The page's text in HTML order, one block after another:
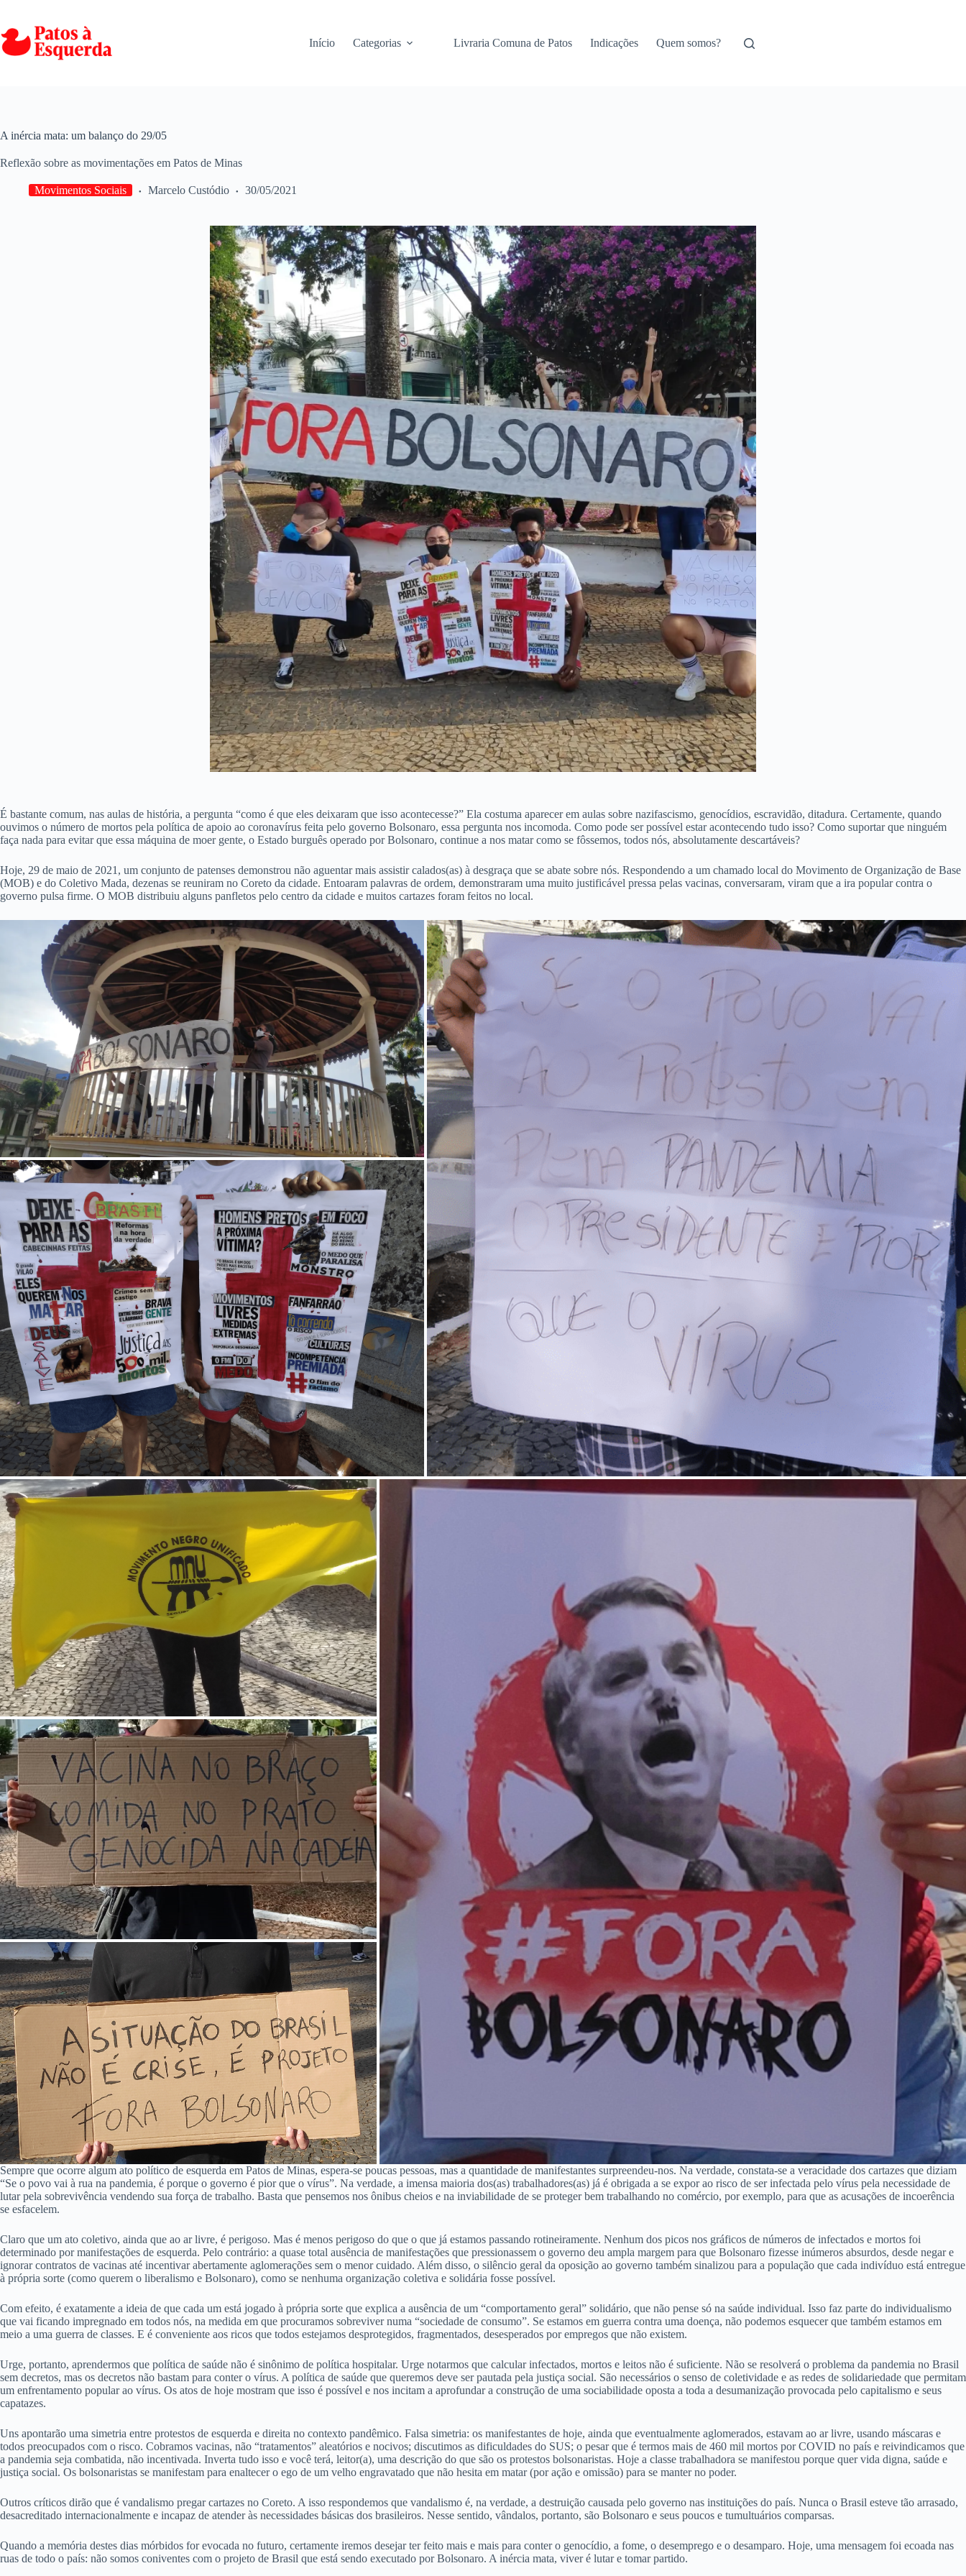
o
conteúdo
Início Categorias Livraria Comuna de Patos Indicações Quem somos?
A inércia mata: um balanço do 29/05
Reflexão sobre as movimentações em Patos de Minas
Movimentos Sociais Marcelo Custódio 30/05/2021
É bastante comum, nas aulas de história, a pergunta “como é que eles deixaram que isso acontecesse?” Ela costuma aparecer em aulas sobre nazifascismo, genocídios, escravidão, ditadura. Certamente, quando
ouvimos o número de mortos pela política de apoio ao coronavírus feita pelo governo Bolsonaro, essa pergunta nos incomoda. Como pode ser possível estar acontecendo tudo isso? Como suportar que ninguém
faça nada para evitar que essa máquina de moer gente, o Estado burguês operado por Bolsonaro, continue a nos matar como se fôssemos, todos nós, absolutamente descartáveis?
Hoje, 29 de maio de 2021, um conjunto de patenses demonstrou não aguentar mais assistir calados(as) à desgraça que se abate sobre nós. Respondendo a um chamado local do Movimento de Organização de Base
(MOB) e do Coletivo Mada, dezenas se reuniram no Coreto da cidade. Entoaram palavras de ordem, demonstraram uma muito justificável pressa pelas vacinas, conversaram, viram que a ira popular contra o
governo pulsa firme. O MOB distribuiu alguns panfletos pelo centro da cidade e muitos cartazes foram feitos no local.
Sempre que ocorre algum ato político de esquerda em Patos de Minas, espera-se poucas pessoas, mas a quantidade de manifestantes surpreendeu-nos. Na verdade, constata-se a veracidade dos cartazes que diziam
“Se o povo vai à rua na pandemia, é porque o governo é pior que o vírus”. Na verdade, a imensa maioria dos(as) trabalhadores(as) já é obrigada a se expor ao risco de ser infectada pelo vírus pela necessidade de
lutar pela sobrevivência vendendo sua força de trabalho. Basta que pensemos nos ônibus cheios e na inviabilidade de se proteger bem trabalhando no comércio, por exemplo, para que as acusações de incoerência
se esfacelem.
Claro que um ato coletivo, ainda que ao ar livre, é perigoso. Mas é menos perigoso do que o que já estamos passando rotineiramente. Nenhum dos picos nos gráficos de números de infectados e mortos foi
determinado por manifestações de esquerda. Pelo contrário: a quase total ausência de manifestações que pressionassem o governo deu ampla margem para que Bolsonaro fizesse inúmeros absurdos, desde negar e
ignorar contratos de vacinas até incentivar abertamente aglomerações sem o menor cuidado. Além disso, o silêncio geral da oposição ao governo também sinalizou para a população que cada indivíduo está entregue
à própria sorte (como querem o liberalismo e Bolsonaro), como se nenhuma organização coletiva e solidária fosse possível.
Com efeito, é exatamente a ideia de que cada um está jogado à própria sorte que explica a ausência de um “comportamento geral” solidário, que não pense só na saúde individual. Isso faz parte do individualismo
que vai ficando impregnado em todos nós, na medida em que procuramos sobreviver numa “sociedade de consumo”. Se estamos em guerra contra uma doença, não podemos esquecer que também estamos em
meio a uma guerra de classes. E é conveniente aos ricos que todos estejamos desprotegidos, fragmentados, desesperados por empregos que não existem.
Urge, portanto, aprendermos que política de saúde não é sinônimo de política hospitalar. Urge notarmos que calcular infectados, mortos e leitos não é suficiente. Não se resolverá o problema da pandemia no Brasil
sem decretos, mas os decretos não bastam para conter o vírus. A política de saúde que queremos deve ser pautada pela justiça social. São necessários o senso de coletividade e as redes de solidariedade que permitam
um enfrentamento popular ao vírus. Os atos de hoje mostram que isso é possível e nos incitam a aprofundar a construção de uma sociabilidade oposta a toda a desumanização provocada pelo capitalismo e seus
capatazes.
Uns apontarão uma simetria entre protestos de esquerda e direita no contexto pandêmico. Falsa simetria: os manifestantes de hoje, ainda que eventualmente aglomerados, estavam ao ar livre, usando máscaras e
todos preocupados com o risco. Cobramos vacinas, não “tratamentos” aleatórios e nocivos; discutimos as dificuldades do SUS; o pesar que é termos mais de 460 mil mortos por COVID no país e reivindicamos que
a pandemia seja combatida, não incentivada. Inverta tudo isso e você terá, leitor(a), uma descrição do que são os protestos bolsonaristas. Hoje a classe trabalhadora se manifestou porque quer vida digna, saúde e
justiça social. Os bolsonaristas se manifestam para enaltecer o ego de um velho engravatado que não hesita em matar (por ação e omissão) para se manter no poder.
Outros críticos dirão que é vandalismo pregar cartazes no Coreto. A isso respondemos que vandalismo é, na verdade, a destruição causada pelo governo nas instituições do país. Nunca o Brasil esteve tão arrasado,
desacreditado internacionalmente e incapaz de atender às necessidades básicas dos brasileiros. Nesse sentido, vândalos, portanto, são Bolsonaro e seus poucos e tumultuários comparsas.
Quando a memória destes dias mórbidos for evocada no futuro, certamente iremos desejar ter feito mais e mais para conter o genocídio, a fome, o desemprego e o desamparo. Hoje, uma mensagem foi ecoada nas
ruas de todo o país: não somos coniventes com o projeto de Brasil que está sendo executado por Bolsonaro. A inércia mata, viver é lutar e tomar partido.